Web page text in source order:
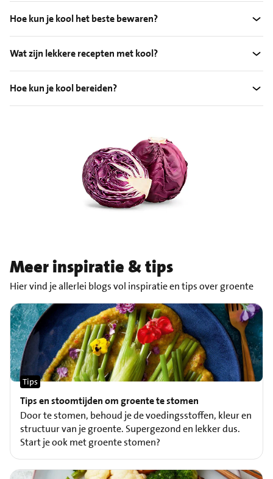
Hoe kun je kool het beste bewaren?
Wat zijn lekkere recepten met kool?
Hoe kun je kool bereiden?
Meer inspiratie & tips
Hier vind je allerlei blogs vol inspiratie en tips over groente
Tips en stoomtijden om groente te stomen
Tips
Door te stomen, behoud je de voedingsstoffen, kleur en
structuur van je groente. Supergezond en lekker dus.
Start je ook met groente stomen?